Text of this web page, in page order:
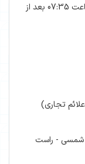
(سه شنبه, 12 بهمن 1395 ساعت 07:35 بعد از
تجاری)
شمسی - راست